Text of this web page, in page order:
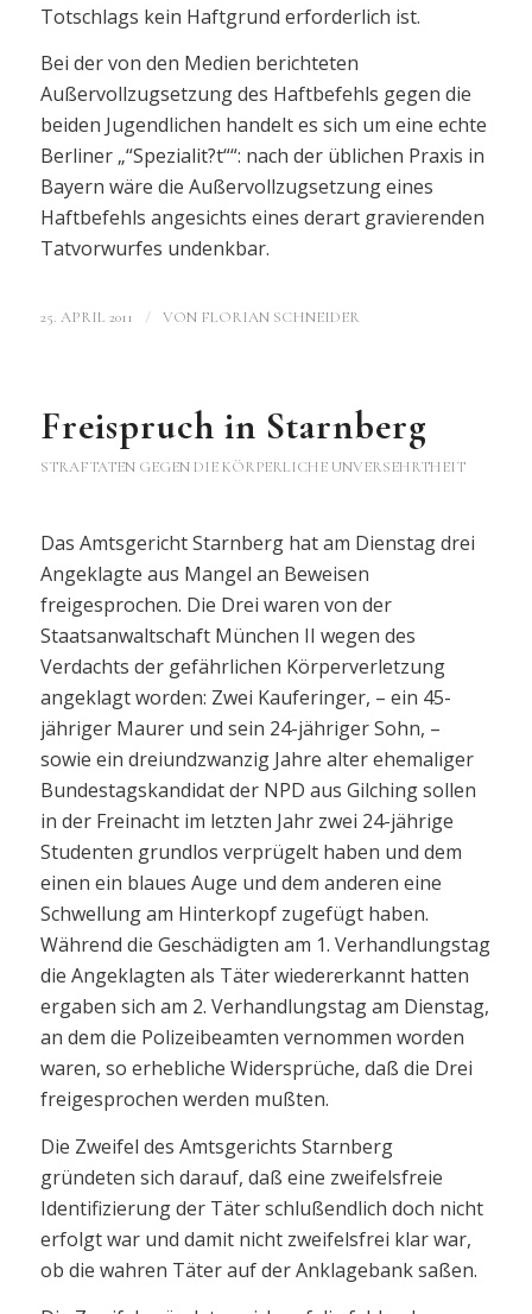
Totschlags kein Haftgrund erforderlich ist.
Bei der von den Medien berichteten
Außervollzugsetzung des Haftbefehls gegen die
beiden Jugendlichen handelt es sich um eine echte
Berliner „“Spezialit?t““: nach der üblichen Praxis in
Bayern wäre die Außervollzugsetzung eines
Haftbefehls angesichts eines derart gravierenden
Tatvorwurfes undenkbar.
25. APRIL 2011 / VON FLORIAN SCHNEIDER
Freispruch in Starnberg
STRAFTATEN GEGEN DIE KÖRPERLICHE UNVERSEHRTHEIT
Das Amtsgericht Starnberg hat am Dienstag drei
Angeklagte aus Mangel an Beweisen
freigesprochen. Die Drei waren von der
Staatsanwaltschaft München II wegen des
Verdachts der gefährlichen Körperverletzung
angeklagt worden: Zwei Kauferinger, – ein 45-
jähriger Maurer und sein 24-jähriger Sohn, –
sowie ein dreiundzwanzig Jahre alter ehemaliger
Bundestagskandidat der NPD aus Gilching sollen
in der Freinacht im letzten Jahr zwei 24-jährige
Studenten grundlos verprügelt haben und dem
einen ein blaues Auge und dem anderen eine
Schwellung am Hinterkopf zugefügt haben.
Während die Geschädigten am 1. Verhandlungstag
die Angeklagten als Täter wiedererkannt hatten
ergaben sich am 2. Verhandlungstag am Dienstag,
an dem die Polizeibeamten vernommen worden
waren, so erhebliche Widersprüche, daß die Drei
freigesprochen werden mußten.
Die Zweifel des Amtsgerichts Starnberg
gründeten sich darauf, daß eine zweifelsfreie
Identifizierung der Täter schlußendlich doch nicht
erfolgt war und damit nicht zweifelsfrei klar war,
ob die wahren Täter auf der Anklagebank saßen.